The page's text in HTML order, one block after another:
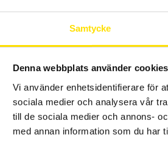
Samtycke
Denna webbplats använder cookies
Vi använder enhetsidentifierare för
sociala medier och analysera vår
till de sociala medier och annons-
med annan information som du har
Plates
Plate för användning med